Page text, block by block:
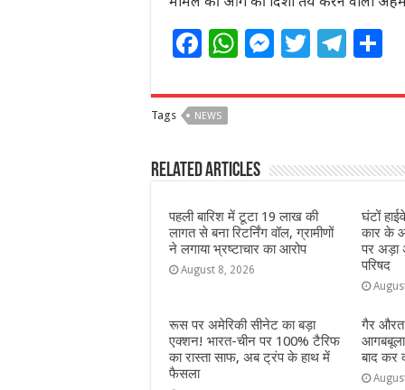
F
c
e
b
o
o
k
W
at
A
p
p
M
ss
n
g
e
r
T
itt
r
T
e
ra
m
Tags NEWS
Related Articles
पहली बारिश में टूटा 19 लाख की
लागत से बना रिटर्निंग वॉल, ग्रामीणों
ने लगाया भ्रष्टाचार का आरोप
August 8, 2026
घंटों
कार के
पर अड़ा
परिषद
रूस पर अमेरिकी सीनेट का बड़ा
एक्शन! भारत-चीन पर 100% टैरिफ
का रास्ता साफ, अब ट्रंप के हाथ में
फैसला
गैर
बाद कर